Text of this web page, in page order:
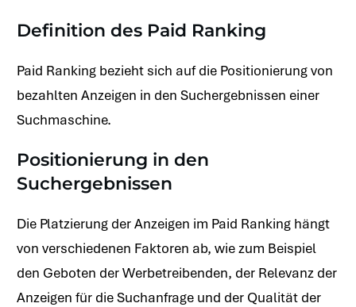
Definition des Paid Ranking
Paid Ranking bezieht sich auf die Positionierung von
bezahlten Anzeigen in den Suchergebnissen einer
Suchmaschine.
Positionierung in den
Suchergebnissen
Die Platzierung der Anzeigen im Paid Ranking hängt
von verschiedenen Faktoren ab, wie zum Beispiel
den Geboten der Werbetreibenden, der Relevanz der
Anzeigen für die Suchanfrage und der Qualität der